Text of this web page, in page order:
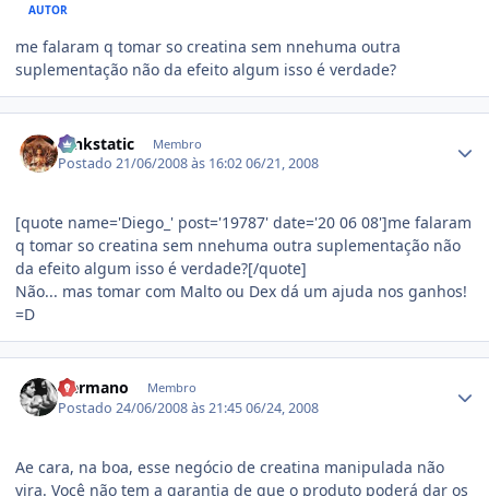
AUTOR
me falaram q tomar so creatina sem nnehuma outra
suplementação não da efeito algum isso é verdade?
funkstatic Membro
Postado21/06/2008 às 16:0206/21, 2008
[quote name='Diego_' post='19787' date='20 06 08']me falaram
q tomar so creatina sem nnehuma outra suplementação não
da efeito algum isso é verdade?[/quote]
Não... mas tomar com Malto ou Dex dá um ajuda nos ganhos!
=D
Hermano Membro
Postado24/06/2008 às 21:4506/24, 2008
Ae cara, na boa, esse negócio de creatina manipulada não
vira. Você não tem a garantia de que o produto poderá dar os